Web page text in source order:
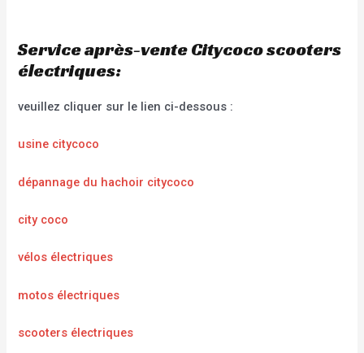
Service après-vente Citycoco scooters
électriques:
veuillez cliquer sur le lien ci-dessous :
usine citycoco
dépannage du hachoir citycoco
city coco
vélos électriques
motos électriques
scooters électriques